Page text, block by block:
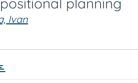
Ivan